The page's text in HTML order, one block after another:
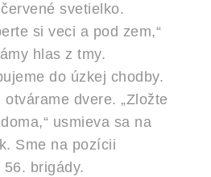
svetielko.
si veci a pod zem,“
hlas z tmy.
do úzkej chodby.
dvere. „Zložte
usmieva sa na
Sme na pozícii
56. brigády.